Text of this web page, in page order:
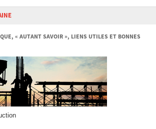
« AUTANT SAVOIR », LIENS UTILES ET BONNES